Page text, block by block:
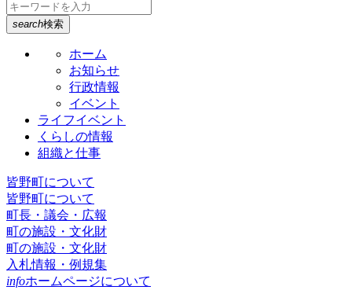
search検索
ホーム
お知らせ
行政情報
イベント
ライフイベント
くらしの情報
組織と仕事
皆野町について
皆野町について
町長・議会・広報
町の施設・文化財
町の施設・文化財
入札情報・例規集
infoホームページについて